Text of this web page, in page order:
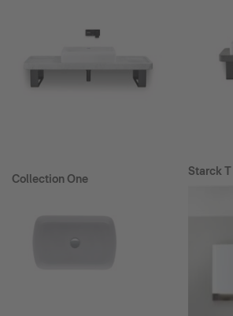
Collection One
Starck T